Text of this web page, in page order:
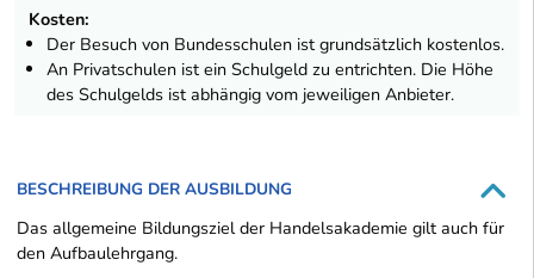
Kosten:
Der Besuch von Bundesschulen ist grundsätzlich kostenlos.
An Privatschulen ist ein Schulgeld zu entrichten. Die Höhe
des Schulgelds ist abhängig vom jeweiligen Anbieter.
BESCHREIBUNG DER AUSBILDUNG
Das allgemeine Bildungsziel der Handelsakademie gilt auch für
den Aufbaulehrgang.